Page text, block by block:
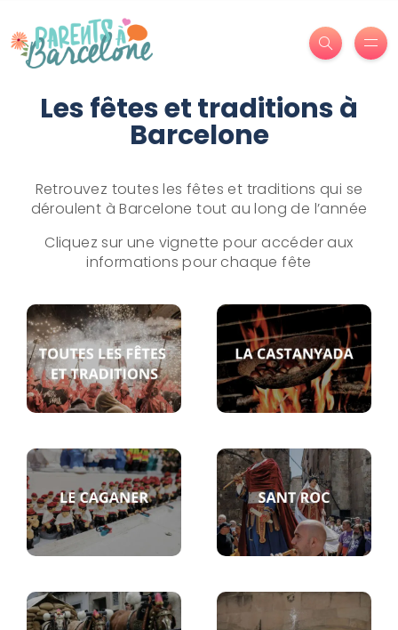
Les fêtes et traditions à
Barcelone
Retrouvez toutes les fêtes et traditions qui se
déroulent à Barcelone tout au long de l’année
Cliquez sur une vignette pour accéder aux
informations pour chaque fête